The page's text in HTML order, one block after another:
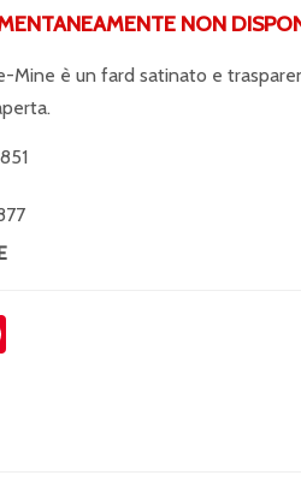
NON
Mine è un fard satinato e
Pinterest